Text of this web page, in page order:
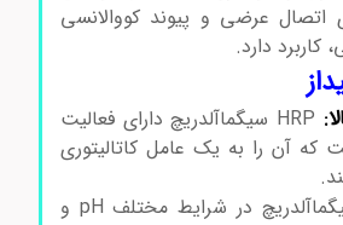
عرضی و پیوند کووالانسی
دارد.خرید آنزیم پراکسیداز
HRP سیگماآلدریچ دارای فعالیت
آن را به یک عامل کاتالیتوری
خرید آنزیم پراکسیداز
HRP سیگماآلدریچ در شرایط مختلف pH و